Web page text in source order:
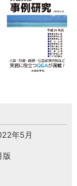
年5月
版